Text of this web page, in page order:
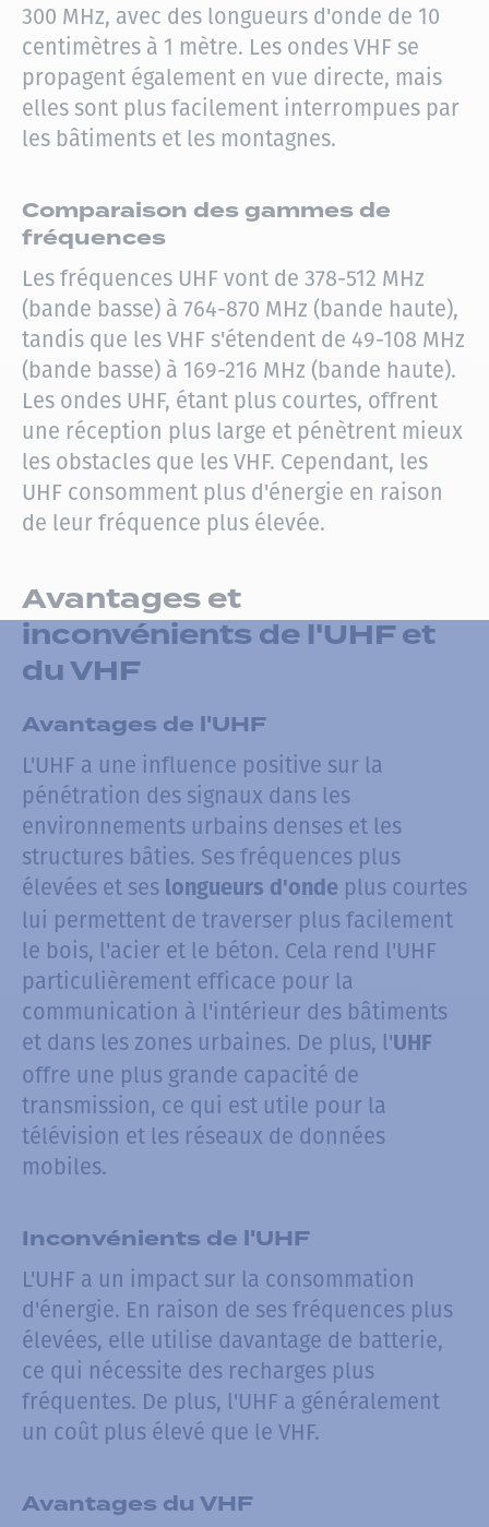
300 MHz, avec des longueurs d'onde de 10
centimètres à 1 mètre. Les ondes VHF se
propagent également en vue directe, mais
elles sont plus facilement interrompues par
les bâtiments et les montagnes.
Comparaison des gammes de
fréquences
Les fréquences UHF vont de 378-512 MHz
(bande basse) à 764-870 MHz (bande haute),
tandis que les VHF s'étendent de 49-108 MHz
(bande basse) à 169-216 MHz (bande haute).
Les ondes UHF, étant plus courtes, offrent
une réception plus large et pénètrent mieux
les obstacles que les VHF. Cependant, les
UHF consomment plus d'énergie en raison
de leur fréquence plus élevée.
Avantages et
inconvénients de l'UHF et
du VHF
Avantages de l'UHF
L'UHF a une influence positive sur la
pénétration des signaux dans les
environnements urbains denses et les
structures bâties. Ses fréquences plus
élevées et ses longueurs d'onde plus courtes
lui permettent de traverser plus facilement
le bois, l'acier et le béton. Cela rend l'UHF
particulièrement efficace pour la
communication à l'intérieur des bâtiments
et dans les zones urbaines. De plus, l'UHF
offre une plus grande capacité de
transmission, ce qui est utile pour la
télévision et les réseaux de données
mobiles.
Inconvénients de l'UHF
L'UHF a un impact sur la consommation
d'énergie. En raison de ses fréquences plus
élevées, elle utilise davantage de batterie,
ce qui nécessite des recharges plus
fréquentes. De plus, l'UHF a généralement
un coût plus élevé que le VHF.
Avantages du VHF